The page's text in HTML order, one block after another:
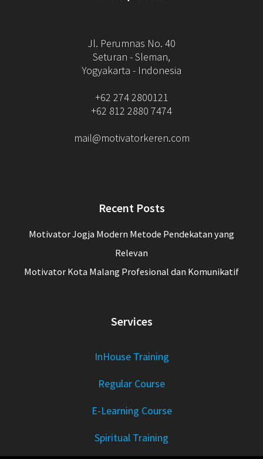
Jl. Perumnas No. 40
Seturan - Sleman,
Yogyakarta - Indonesia
+62 274 2800121
+62 812 2880 7474
mail@motivatorkeren.com
Recent Posts
Motivator Jogja Modern Metode Pendekatan yang
Relevan
Motivator Kota Malang Profesional dan Komunikatif
Services
InHouse Training
Regular Course
E-Learning Course
Spiritual Training